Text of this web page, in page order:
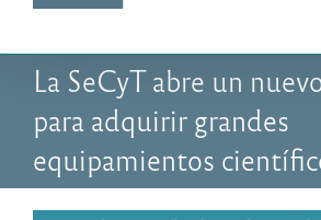
La SeCyT abre un
para adquirir grandes
equipamientos